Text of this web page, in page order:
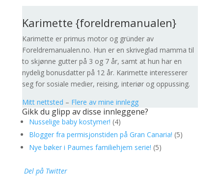
Karimette {foreldremanualen}
Karimette er primus motor og gründer av
Foreldremanualen.no. Hun er en skriveglad mamma til
to skjønne gutter på 3 og 7 år, samt at hun har en
nydelig bonusdatter på 12 år. Karimette interesserer
seg for sosiale medier, reising, interiør og oppussing.
Mitt nettsted – Flere av mine innlegg
Gikk du glipp av disse innleggene?
Nusselige baby kostymer! (4)
Blogger fra permisjonstiden på Gran Canaria! (5)
Nye bøker i Paumes familiehjem serie! (5)
Del på Twitter